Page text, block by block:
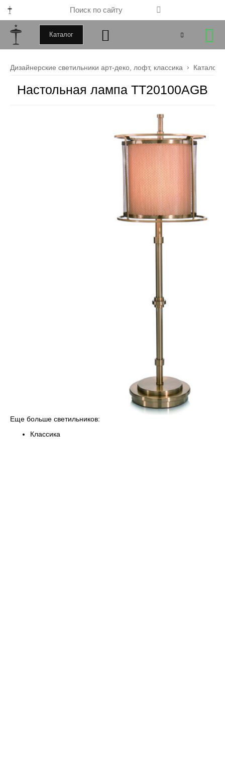
Каталог
Дизайнерские светильники арт-деко, лофт, классика Каталог
Настольная лампа TT20100AGB
Еще больше светильников:
Классика